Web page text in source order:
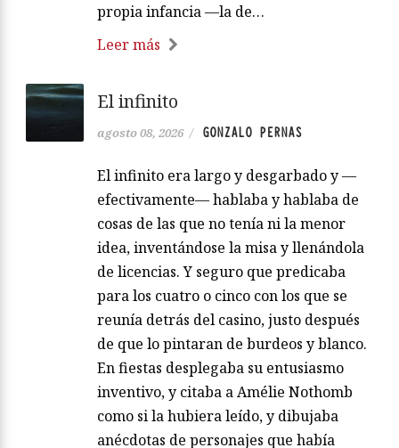
propia infancia —la de…
Leer más
El infinito
agosto 08, 2026 / GONZALO PERNAS
El infinito era largo y desgarbado y —
efectivamente— hablaba y hablaba de
cosas de las que no tenía ni la menor
idea, inventándose la misa y llenándola
de licencias. Y seguro que predicaba
para los cuatro o cinco con los que se
reunía detrás del casino, justo después
de que lo pintaran de burdeos y blanco.
En fiestas desplegaba su entusiasmo
inventivo, y citaba a Amélie Nothomb
como si la hubiera leído, y dibujaba
anécdotas de personajes que había